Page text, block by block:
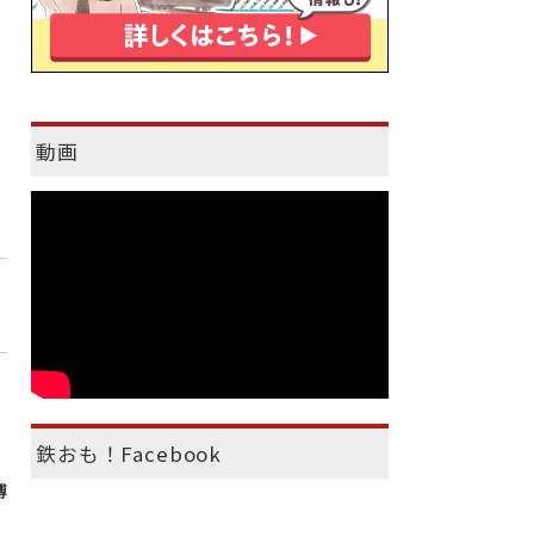
動画
鉄おも！Facebook